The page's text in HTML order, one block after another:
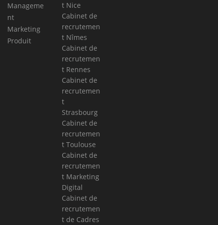
Manageme
nt
Marketing
Produit
t Nice
Cabinet de
recrutemen
t Nîmes
Cabinet de
recrutemen
t Rennes
Cabinet de
recrutemen
t
Strasbourg
Cabinet de
recrutemen
t Toulouse
Cabinet de
recrutemen
t Marketing
Digital
Cabinet de
recrutemen
t de Cadres